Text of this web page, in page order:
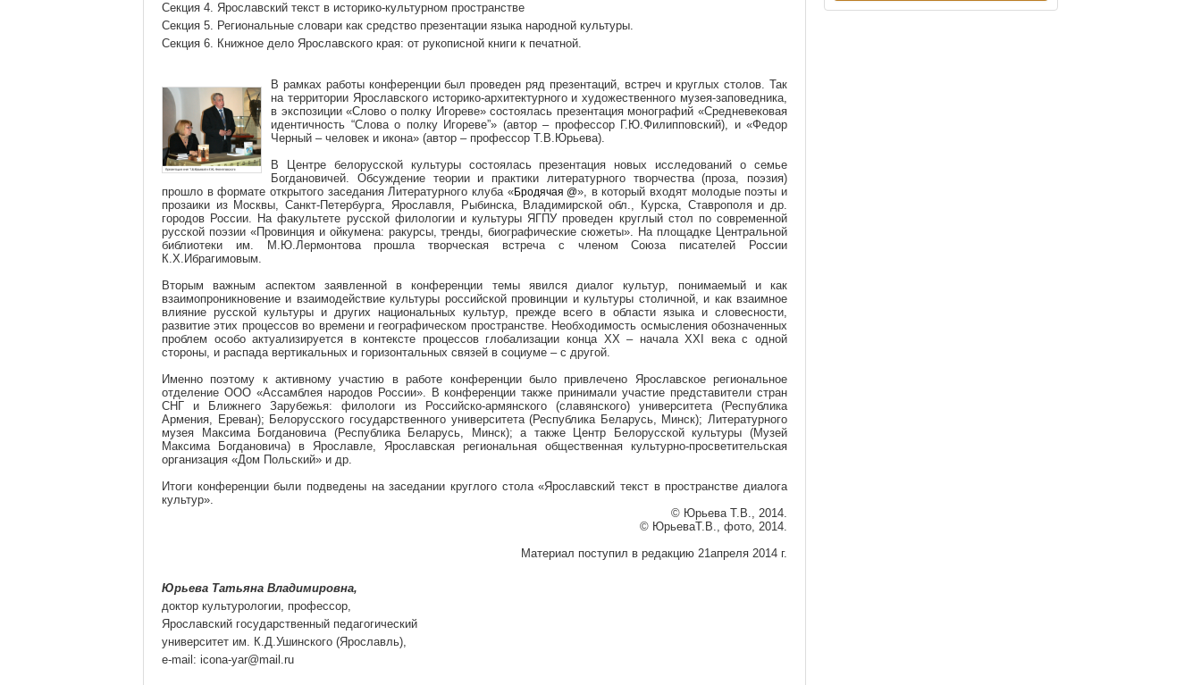
Секция 4. Ярославский текст в историко-культурном пространстве
Секция 5. Региональные словари как средство презентации языка народной культуры.
Секция 6. Книжное дело Ярославского края: от рукописной книги к печатной.
В рамках работы конференции был проведен ряд презентаций, встреч и круглых столов. Так
на территории Ярославского историко-архитектурного и художественного музея-заповедника,
в экспозиции «Слово о полку Игореве» состоялась презентация монографий «Средневековая
идентичность “Слова о полку Игореве”» (автор – профессор Г.Ю.Филипповский), и «Федор
Черный – человек и икона» (автор – профессор Т.В.Юрьева).
В Центре белорусской культуры состоялась презентация новых исследований о семье
Богдановичей. Обсуждение теории и практики литературного творчества (проза, поэзия)
прошло в формате открытого заседания Литературного клуба «Бродячая @», в который входят молодые поэты и
прозаики из Москвы, Санкт-Петербурга, Ярославля, Рыбинска, Владимирской обл., Курска, Ставрополя и др.
городов России. На факультете русской филологии и культуры ЯГПУ проведен круглый стол по современной
русской поэзии «Провинция и ойкумена: ракурсы, тренды, биографические сюжеты». На площадке Центральной
библиотеки им. М.Ю.Лермонтова прошла творческая встреча с членом Союза писателей России
К.Х.Ибрагимовым.
Вторым важным аспектом заявленной в конференции темы явился диалог культур, понимаемый и как
взаимопроникновение и взаимодействие культуры российской провинции и культуры столичной, и как взаимное
влияние русской культуры и других национальных культур, прежде всего в области языка и словесности,
развитие этих процессов во времени и географическом пространстве. Необходимость осмысления обозначенных
проблем особо актуализируется в контексте процессов глобализации конца ХХ – начала XXI века с одной
стороны, и распада вертикальных и горизонтальных связей в социуме – с другой.
Именно поэтому к активному участию в работе конференции было привлечено Ярославское региональное
отделение ООО «Ассамблея народов России». В конференции также принимали участие представители стран
СНГ и Ближнего Зарубежья: филологи из Российско-армянского (славянского) университета (Республика
Армения, Ереван); Белорусского государственного университета (Республика Беларусь, Минск); Литературного
музея Максима Богдановича (Республика Беларусь, Минск); а также Центр Белорусской культуры (Музей
Максима Богдановича) в Ярославле, Ярославская региональная общественная культурно-просветительская
организация «Дом Польский» и др.
Итоги конференции были подведены на заседании круглого стола «Ярославский текст в пространстве диалога
культур».
© Юрьева Т.В., 2014.
© ЮрьеваТ.В., фото, 2014.
Материал поступил в редакцию 21апреля 2014 г.
Юрьева Татьяна Владимировна,
доктор культурологии, профессор,
Ярославский государственный педагогический
университет им. К.Д.Ушинского (Ярославль),
e-mail: icona-yar@mail.ru